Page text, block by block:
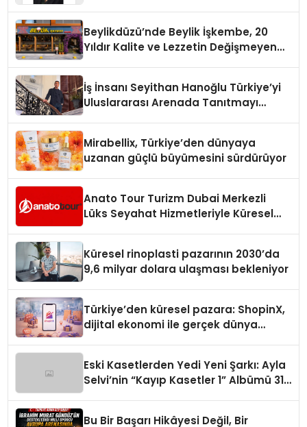
Beylikdüzü’nde Beylik İşkembe, 20
Yıldır Kalite ve Lezzetin Değişmeyen
İş İnsanı Seyithan Hanoğlu Türkiye’yi
Uluslararası Arenada Tanıtmayı
Mirabellix, Türkiye’den dünyaya
uzanan güçlü büyümesini sürdürüyor
Anato Tour Turizm Dubai Merkezli
Lüks Seyahat Hizmetleriyle Küresel
Küresel rinoplasti pazarının 2030’da
9,6 milyar dolara ulaşması bekleniyor
Türkiye’den küresel pazara: ShopinX,
dijital ekonomi ile gerçek dünya
Eski Kasetlerden Yedi Yeni Şarkı: Ayla
Selvi’nin “Kayıp Kasetler 1” Albümü 31
Bu Bir Başarı Hikâyesi Değil, Bir